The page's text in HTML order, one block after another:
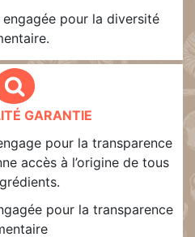
pour la diversité
GARANTIE
pour la transparence
accès à l’origine de tous
pour la transparence